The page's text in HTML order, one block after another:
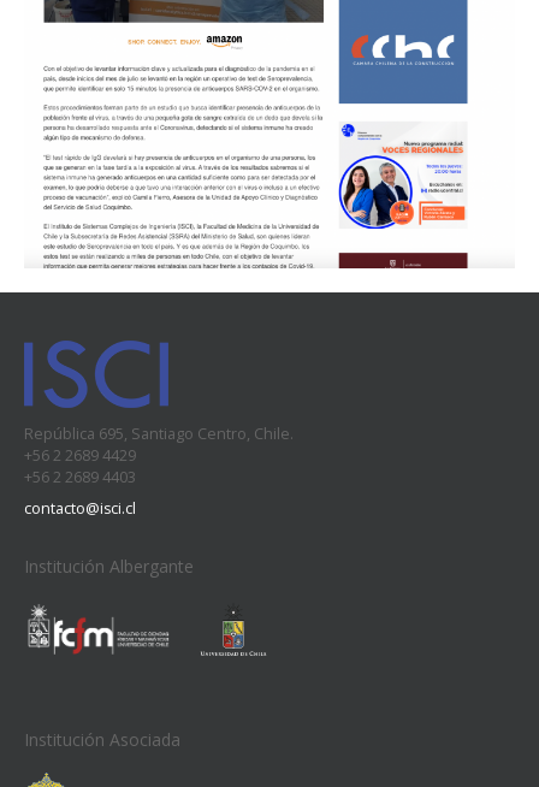
República 695, Santiago Centro, Chile.
+56 2 2689 4429
+56 2 2689 4403
contacto@isci.cl
Institución Albergante
Institución Asociada